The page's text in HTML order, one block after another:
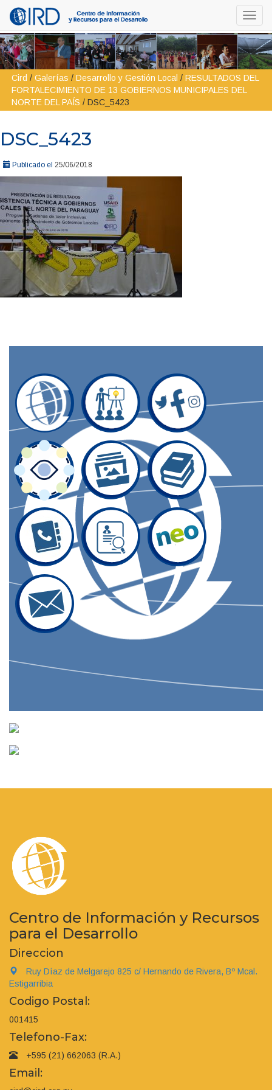
Cird / Galerías / Desarrollo y Gestión Local / RESULTADOS DEL
FORTALECIMIENTO DE 13 GOBIERNOS MUNICIPALES DEL
NORTE DEL PAÍS / DSC_5423
DSC_5423
Publicado el 25/06/2018
Centro de Información y Recursos
para el Desarrollo
Direccion
Ruy Díaz de Melgarejo 825 c/ Hernando de Rivera, Bº Mcal.
Estigarribia
Codigo Postal:
001415
Telefono-Fax:
+595 (21) 662063 (R.A.)
Email: